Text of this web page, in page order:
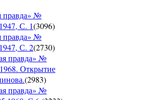
правда» №
С. 1(3096)
правда» №
С. 2(2730)
правда» №
Открытие
(2983)
правда» №